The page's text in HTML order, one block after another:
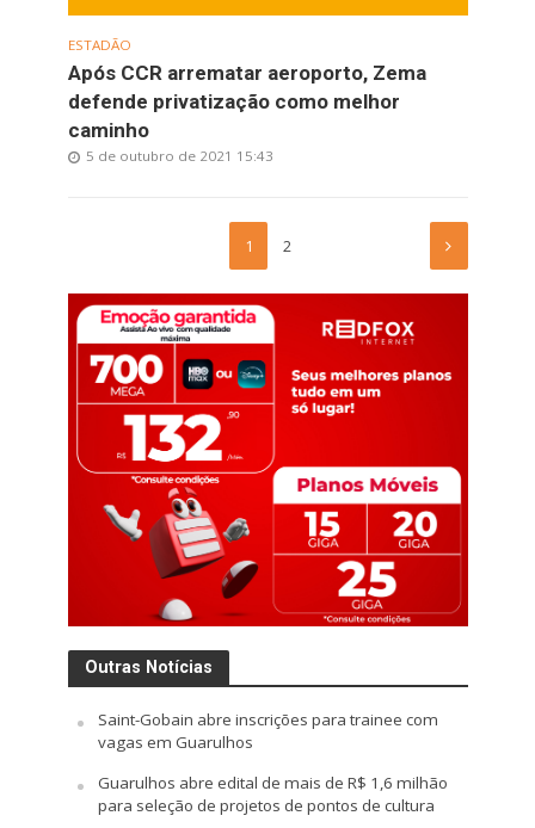
ESTADÃO
Após CCR arrematar aeroporto, Zema
defende privatização como melhor
caminho
5 de outubro de 2021 15:43
1 2
Outras Notícias
Saint-Gobain abre inscrições para trainee com
vagas em Guarulhos
Guarulhos abre edital de mais de R$ 1,6 milhão
para seleção de projetos de pontos de cultura